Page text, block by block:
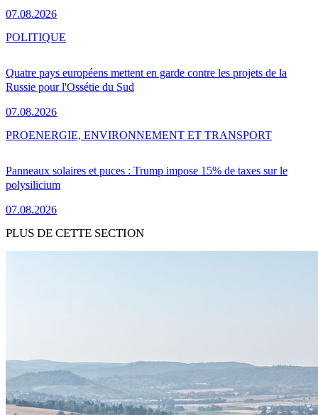
07.08.2026
Quatre pays européens mettent en garde contre les projets de la
Russie pour l'Ossétie du Sud
07.08.2026
POLITIQUE
Panneaux solaires et puces : Trump impose 15% de taxes sur le
polysilicium
07.08.2026
PROENERGIE, ENVIRONNEMENT ET TRANSPORT
PLUS DE CETTE SECTION